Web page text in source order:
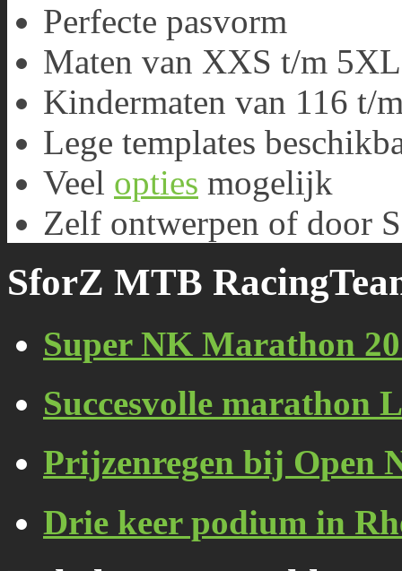
Perfecte pasvorm
Maten van XXS t/m
Kindermaten van 116 t/
Lege templates
Veel opties mogelijk
Zelf ontwerpen of door
SforZ MTB
Super NK Marathon
Succesvolle marathon
Prijzenregen bij Open
Drie keer podium in